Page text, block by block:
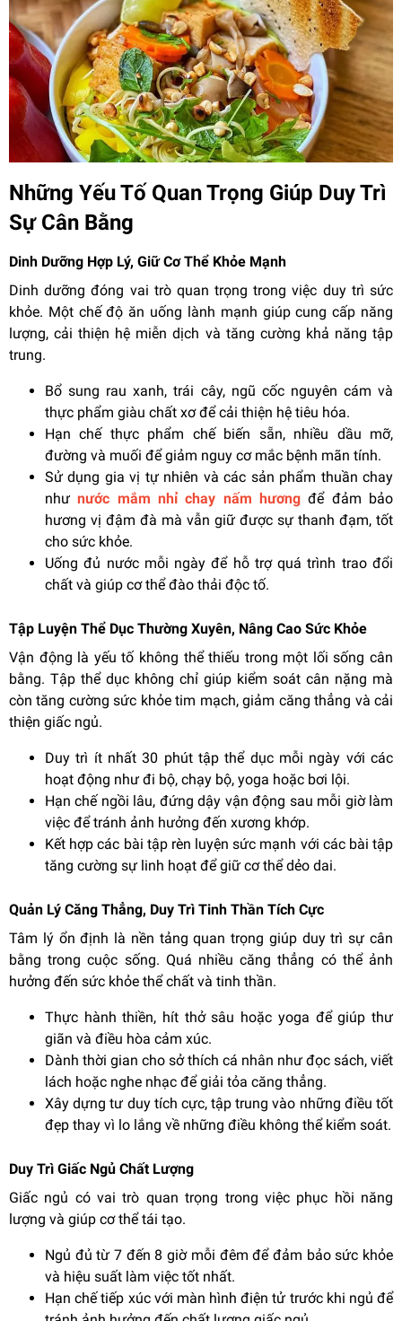
Những Yếu Tố Quan Trọng Giúp Duy Trì
Sự Cân Bằng
Dinh Dưỡng Hợp Lý, Giữ Cơ Thể Khỏe Mạnh
Dinh dưỡng đóng vai trò quan trọng trong việc duy trì sức
khỏe. Một chế độ ăn uống lành mạnh giúp cung cấp năng
lượng, cải thiện hệ miễn dịch và tăng cường khả năng tập
trung.
Bổ sung rau xanh, trái cây, ngũ cốc nguyên cám và
thực phẩm giàu chất xơ để cải thiện hệ tiêu hóa.
Hạn chế thực phẩm chế biến sẵn, nhiều dầu mỡ,
đường và muối để giảm nguy cơ mắc bệnh mãn tính.
Sử dụng gia vị tự nhiên và các sản phẩm thuần chay
nhưnước mắm nhỉ chay nấm hương để đảm bảo
hương vị đậm đà mà vẫn giữ được sự thanh đạm, tốt
cho sức khỏe.
Uống đủ nước mỗi ngày để hỗ trợ quá trình trao đổi
chất và giúp cơ thể đào thải độc tố.
Tập Luyện Thể Dục Thường Xuyên, Nâng Cao Sức Khỏe
Vận động là yếu tố không thể thiếu trong một lối sống cân
bằng. Tập thể dục không chỉ giúp kiểm soát cân nặng mà
còn tăng cường sức khỏe tim mạch, giảm căng thẳng và cải
thiện giấc ngủ.
Duy trì ít nhất 30 phút tập thể dục mỗi ngày với các
hoạt động như đi bộ, chạy bộ, yoga hoặc bơi lội.
Hạn chế ngồi lâu, đứng dậy vận động sau mỗi giờ làm
việc để tránh ảnh hưởng đến xương khớp.
Kết hợp các bài tập rèn luyện sức mạnh với các bài tập
tăng cường sự linh hoạt để giữ cơ thể dẻo dai.
Quản Lý Căng Thẳng, Duy Trì Tinh Thần Tích Cực
Tâm lý ổn định là nền tảng quan trọng giúp duy trì sự cân
bằng trong cuộc sống. Quá nhiều căng thẳng có thể ảnh
hưởng đến sức khỏe thể chất và tinh thần.
Thực hành thiền, hít thở sâu hoặc yoga để giúp thư
giãn và điều hòa cảm xúc.
Dành thời gian cho sở thích cá nhân như đọc sách, viết
lách hoặc nghe nhạc để giải tỏa căng thẳng.
Xây dựng tư duy tích cực, tập trung vào những điều tốt
đẹp thay vì lo lắng về những điều không thể kiểm soát.
Duy Trì Giấc Ngủ Chất Lượng
Giấc ngủ có vai trò quan trọng trong việc phục hồi năng
lượng và giúp cơ thể tái tạo.
Ngủ đủ từ 7 đến 8 giờ mỗi đêm để đảm bảo sức khỏe
và hiệu suất làm việc tốt nhất.
Hạn chế tiếp xúc với màn hình điện tử trước khi ngủ để